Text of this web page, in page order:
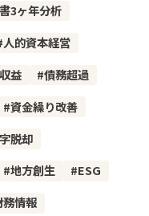
3ヶ年分析
人的資本経営
益
債務超過
資金繰り改善
脱却
地方創生
ESG
務情報